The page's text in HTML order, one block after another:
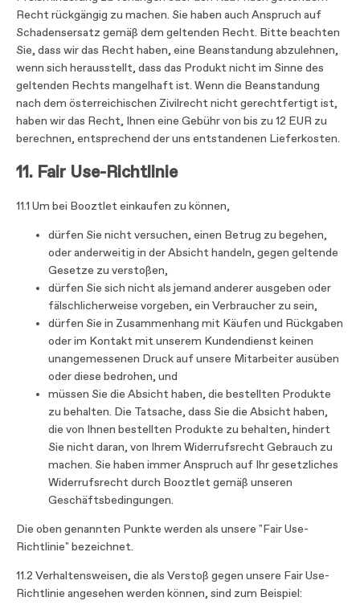
Recht rückgängig zu machen. Sie haben auch Anspruch auf
Schadensersatz gemäß dem geltenden Recht. Bitte beachten
Sie, dass wir das Recht haben, eine Beanstandung abzulehnen,
wenn sich herausstellt, dass das Produkt nicht im Sinne des
geltenden Rechts mangelhaft ist. Wenn die Beanstandung
nach dem österreichischen Zivilrecht nicht gerechtfertigt ist,
haben wir das Recht, Ihnen eine Gebühr von bis zu 12 EUR zu
berechnen, entsprechend der uns entstandenen Lieferkosten.
11. Fair Use-Richtlinie
11.1 Um bei Booztlet einkaufen zu können,
dürfen Sie nicht versuchen, einen Betrug zu begehen,
oder anderweitig in der Absicht handeln, gegen geltende
Gesetze zu verstoßen,
dürfen Sie sich nicht als jemand anderer ausgeben oder
fälschlicherweise vorgeben, ein Verbraucher zu sein,
dürfen Sie in Zusammenhang mit Käufen und Rückgaben
oder im Kontakt mit unserem Kundendienst keinen
unangemessenen Druck auf unsere Mitarbeiter ausüben
oder diese bedrohen, und
müssen Sie die Absicht haben, die bestellten Produkte
zu behalten. Die Tatsache, dass Sie die Absicht haben,
die von Ihnen bestellten Produkte zu behalten, hindert
Sie nicht daran, von Ihrem Widerrufsrecht Gebrauch zu
machen. Sie haben immer Anspruch auf Ihr gesetzliches
Widerrufsrecht durch Booztlet gemäß unseren
Geschäftsbedingungen.
Die oben genannten Punkte werden als unsere "Fair Use-
Richtlinie" bezeichnet.
11.2 Verhaltensweisen, die als Verstoß gegen unsere Fair Use-
Richtlinie angesehen werden können, sind zum Beispiel: